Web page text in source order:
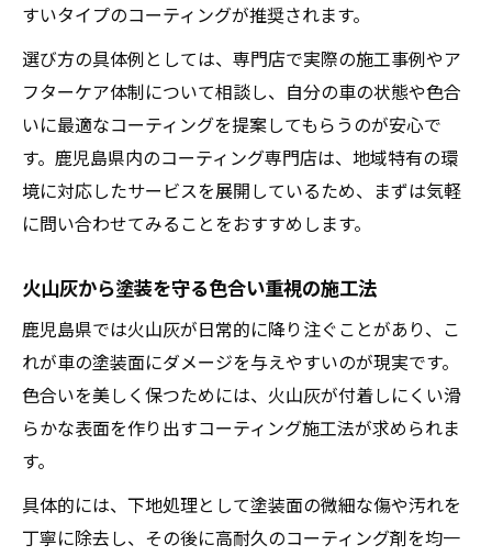
色合いを保つための施工タイミングとは
専門店の技術で実現する色艶の維持
火山灰に負けない塗装維持のポイント
火山灰に強いカーコーティングの特徴
鹿児島の環境と塗装トラブルの関係性
コーティング後の正しい洗車方法を解説
塗装保護に役立つ日常ケアのコツ
美しい仕上がりを叶えるコーティング選び
色合いが映えるカーコーティングの選択法
鹿児島県で注目の施工技術とその違い
愛車の個性を引き出すコーティングの工夫
火山灰対応のコーティング剤とは
色合い重視なら知っておきたい施工知識
すいタイプのコーティングが推奨されます。
選び方の具体例としては、専門店で実際の施工事例やア
フターケア体制について相談し、自分の車の状態や色合
いに最適なコーティングを提案してもらうのが安心で
す。鹿児島県内のコーティング専門店は、地域特有の環
境に対応したサービスを展開しているため、まずは気軽
に問い合わせてみることをおすすめします。
火山灰から塗装を守る色合い重視の施工法
鹿児島県では火山灰が日常的に降り注ぐことがあり、こ
れが車の塗装面にダメージを与えやすいのが現実です。
色合いを美しく保つためには、火山灰が付着しにくい滑
らかな表面を作り出すコーティング施工法が求められま
す。
具体的には、下地処理として塗装面の微細な傷や汚れを
丁寧に除去し、その後に高耐久のコーティング剤を均一